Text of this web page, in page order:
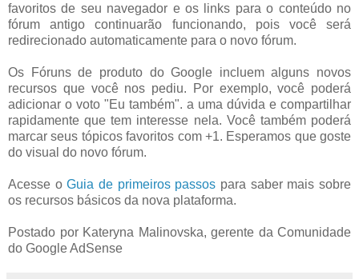
favoritos de seu navegador e os links para o conteúdo no
fórum antigo continuarão funcionando, pois você será
redirecionado automaticamente para o novo fórum.
Os Fóruns de produto do Google incluem alguns novos
recursos que você nos pediu. Por exemplo, você poderá
adicionar o voto "Eu também". a uma dúvida e compartilhar
rapidamente que tem interesse nela. Você também poderá
marcar seus tópicos favoritos com +1. Esperamos que goste
do visual do novo fórum.
Acesse oGuia de primeiros passos para saber mais sobre
os recursos básicos da nova plataforma.
Postado por Kateryna Malinovska, gerente da Comunidade
do Google AdSense